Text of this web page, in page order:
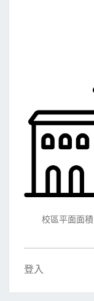
校區平面面積
登入